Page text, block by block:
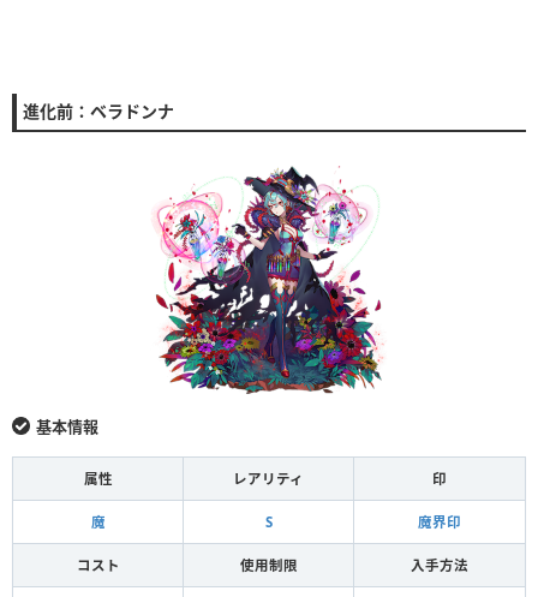
進化前：ベラドンナ
基本情報
属性 レアリティ 印
魔 S 魔界印
コスト 使用制限 入手方法